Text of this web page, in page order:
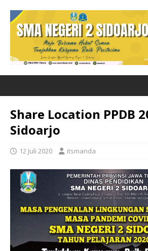
Share Location PPDB
Sidoarjo
12 Juli 2020 itsmanda